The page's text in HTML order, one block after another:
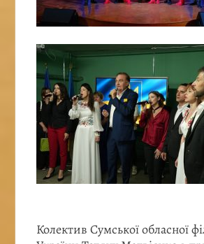
Колектив Сумської обласної